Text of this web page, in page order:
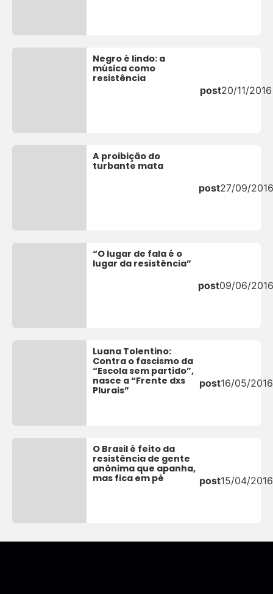
Negro é lindo: a
música como
resistência
post20/11/2016
A proibição do
turbante mata
post27/09/2016
“O lugar de fala é o
lugar da resistência”
post09/06/
Luana Tolentino:
Contra o fascismo da
“Escola sem partido”,
nasce a “Frente dxs
Plurais”
post16/05/2016
O Brasil é feito da
resistência de gente
anônima que apanha,
mas fica em pé
post15/04/2016